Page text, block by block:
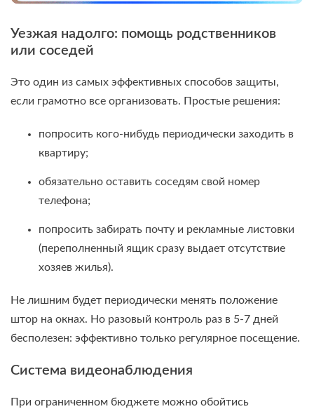
Уезжая надолго: помощь родственников
или соседей
Это один из самых эффективных способов защиты,
если грамотно все организовать. Простые решения:
попросить кого-нибудь периодически заходить в
квартиру;
обязательно оставить соседям свой номер
телефона;
попросить забирать почту и рекламные листовки
(переполненный ящик сразу выдает отсутствие
хозяев жилья).
Не лишним будет периодически менять положение
штор на окнах. Но разовый контроль раз в 5-7 дней
бесполезен: эффективно только регулярное посещение.
Система видеонаблюдения
При ограниченном бюджете можно обойтись